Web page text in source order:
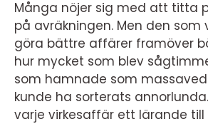
Många nöjer sig med att titta
på avräkningen. Men den som
göra bättre affärer framöver
hur mycket som blev
som hamnade som
kunde ha sorterats
varje virkesaffär ett lärande till